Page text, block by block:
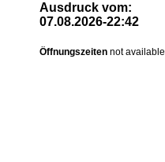
Ausdruck vom:
07.08.2026-22:42
Öffnungszeiten not available